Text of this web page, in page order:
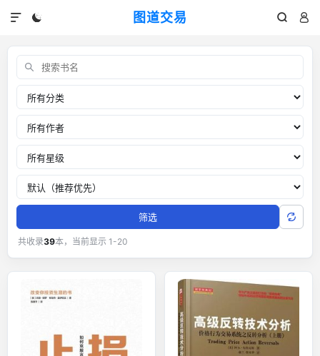
图道交易
  

交易书单：外汇黄金交易经典书籍
关键词
分类
作者
推荐星级
排序
筛选
共收录39本，当前显示 1-20